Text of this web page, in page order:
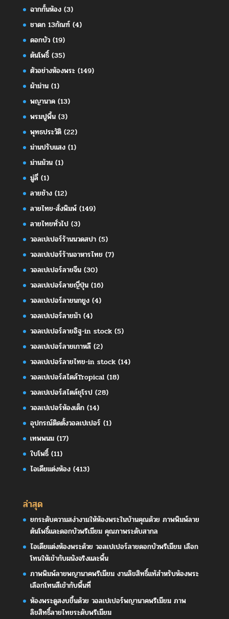
ฉากกั้นห้อง(3)
ชาดก 13กัณฑ์(4)
ดอกบัว(19)
ต้นโพธิ์(35)
ตัวอย่างห้องพระ(149)
ผ้าม่าน(1)
พญานาค(13)
พรมปูพื้น(3)
พุทธประวัติ(22)
ม่านปรับแสง(1)
ม่านม้วน(1)
มู่ลี่(1)
ลายช้าง(12)
ลายไทย-สั่งพิมพ์(149)
ลายไทยทั่วไป(3)
วอลเปเปอร์ร้านนวดสปา(5)
วอลเปเปอร์ร้านอาหารไทย (7)
วอลเปเปอร์ลายจีน(30)
วอลเปเปอร์ลายญี่ปุ่น(16)
วอลเปเปอร์ลายนกยูง(4)
วอลเปเปอร์ลายม้า(4)
วอลเปเปอร์ลายอิฐ-in stock(5)
วอลเปเปอร์ลายเกาหลี(2)
วอลเปเปอร์ลายไทย-in stock(14)
วอลเปเปอร์สไตล์Tropical(18)
วอลเปเปอร์สไตล์ยุโรป(28)
วอลเปเปอร์ห้องเด็ก(14)
อุปกรณ์ติดตั้งวอลเปเปอร์ (1)
เทพพนม(17)
ใบโพธิ์(11)
ไอเดียแต่งห้อง(413)
ล่าสุด
ยกระดับความสง่างามให้ห้องพระในบ้านคุณด้วย ภาพพิมพ์ลาย
ต้นโพธิ์และดอกบัวพรีเมียม คุณภาพระดับสากล
ไอเดียแต่งห้องพระด้วย วอลเปเปอร์ลายดอกบัวพรีเมียม เลือก
โทนให้เข้ากับผนังจริงและพื้น
ภาพพิมพ์ลายพญานาคพรีเมียม งานลิขสิทธิ์แท้สำหรับห้องพระ
เลือกโทนสีเข้ากับพื้นที่
ห้องพระดูสงบขึ้นด้วย วอลเปเปอร์พญานาคพรีเมียม ภาพ
ลิขสิทธิ์ลายไทยระดับพรีเมียม